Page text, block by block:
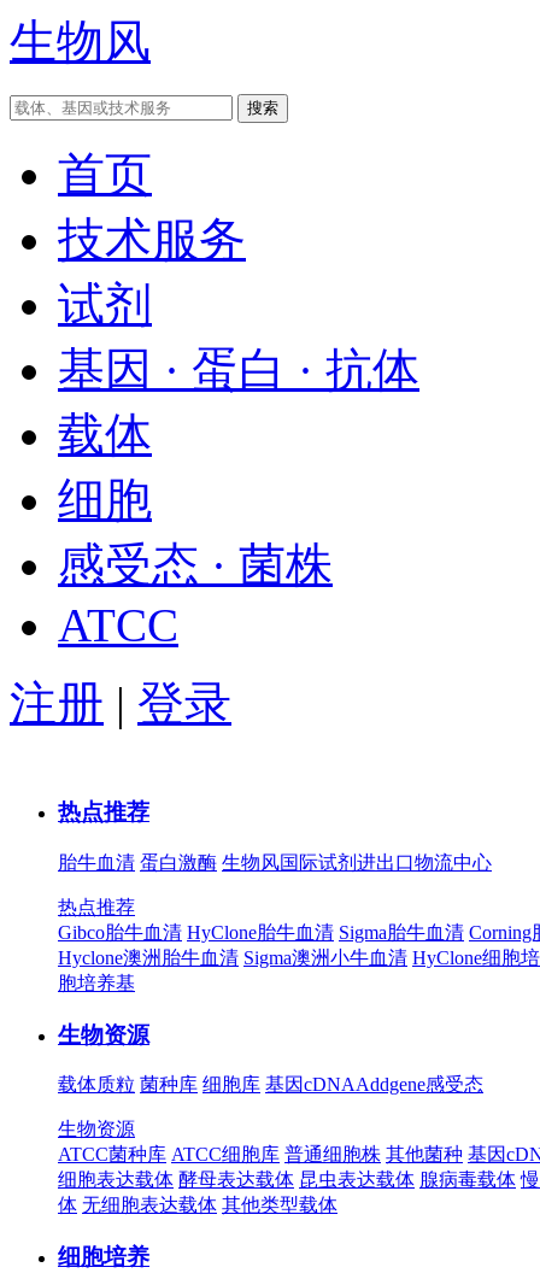
生物风
首页
技术服务
试剂
基因 · 蛋白 · 抗体
载体
细胞
感受态 · 菌株
ATCC
注册 | 登录
热点推荐
胎牛血清 蛋白激酶 生物风国际试剂进出口物流中心
热点推荐
Gibco胎牛血清 HyClone胎牛血清 Sigma胎牛血清 Corning
Hyclone澳洲胎牛血清 Sigma澳洲小牛血清 HyClone细胞
胞培养基
生物资源
载体质粒 菌种库 细胞库 基因cDNAAddgene感受态
生物资源
ATCC菌种库 ATCC细胞库 普通细胞株 其他菌种 基因
细胞表达载体 酵母表达载体 昆虫表达载体 腺病毒载体
体 无细胞表达载体 其他类型载体
细胞培养